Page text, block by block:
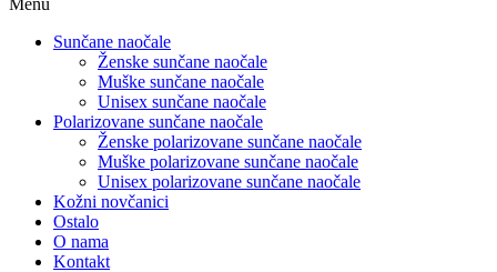
Sunčane naočale
Ženske sunčane naočale
Muške sunčane naočale
Unisex sunčane naočale
Polarizovane sunčane naočale
Ženske polarizovane sunčane naočale
Muške polarizovane sunčane naočale
Unisex polarizovane sunčane naočale
Kožni novčanici
Ostalo
O nama
Kontakt